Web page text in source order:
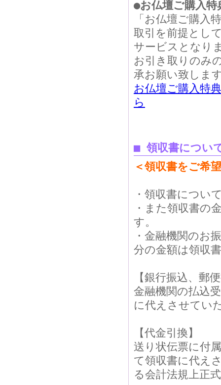
●お仏壇ご購入
「お仏壇ご購
取引を前提とし
サービスとなり
お引き取りのみ
承お願い致しま
お仏壇ご購入特
ら
■ 領収書につい
＜領収書をご希
・領収書につい
・また領収書の
す。
・金融機関のお
分の金額は領収
【銀行振込、郵
金融機関の払込
に代えさせてい
【代金引換】
送り状伝票に付
て領収書に代え
る会計法規上正